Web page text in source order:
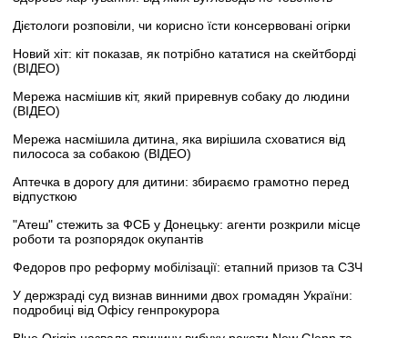
Дієтологи розповіли, чи корисно їсти консервовані огірки
Новий хіт: кіт показав, як потрібно кататися на скейтборді
(ВІДЕО)
Мережа насмішив кіт, який приревнув собаку до людини
(ВІДЕО)
Мережа насмішила дитина, яка вирішила сховатися від
пилососа за собакою (ВІДЕО)
Аптечка в дорогу для дитини: збираємо грамотно перед
відпусткою
"Атеш" стежить за ФСБ у Донецьку: агенти розкрили місце
роботи та розпорядок окупантів
Федоров про реформу мобілізації: етапний призов та СЗЧ
У держзраді суд визнав винними двох громадян України:
подробиці від Офісу генпрокурора